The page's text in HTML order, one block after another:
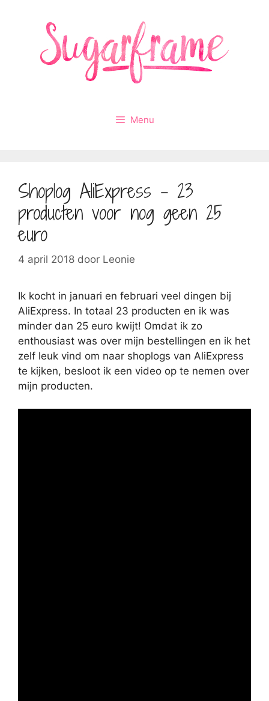
Menu
Shoplog AliExpress – 23
producten voor nog geen 25
euro
4 april 2018 door Leonie
Ik kocht in januari en februari veel dingen bij
AliExpress. In totaal 23 producten en ik was
minder dan 25 euro kwijt! Omdat ik zo
enthousiast was over mijn bestellingen en ik het
zelf leuk vind om naar shoplogs van AliExpress
te kijken, besloot ik een video op te nemen over
mijn producten.